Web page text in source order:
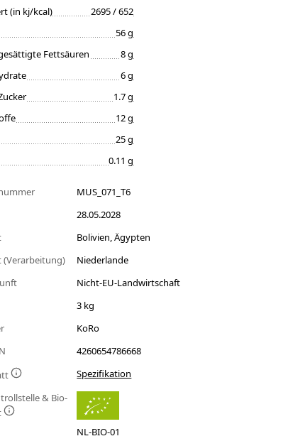
(in kj/kcal)
2695 / 652
56 g
Fettsäuren
8 g
6 g
1.7 g
12 g
25 g
0.11 g
MUS_071_T6
28.05.2028
Bolivien, Ägypten
(Verarbeitung)
Niederlande
Nicht-EU-Landwirtschaft
3 kg
KoRo
4260654786668
Spezifikation
& Bio-
NL-BIO-01